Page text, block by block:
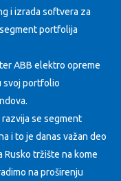
i izrada softvera za
portfolija
ABB elektro opreme
svoj portfolio
razvija se segment
i to je danas važan deo
tržište na kome
na proširenju